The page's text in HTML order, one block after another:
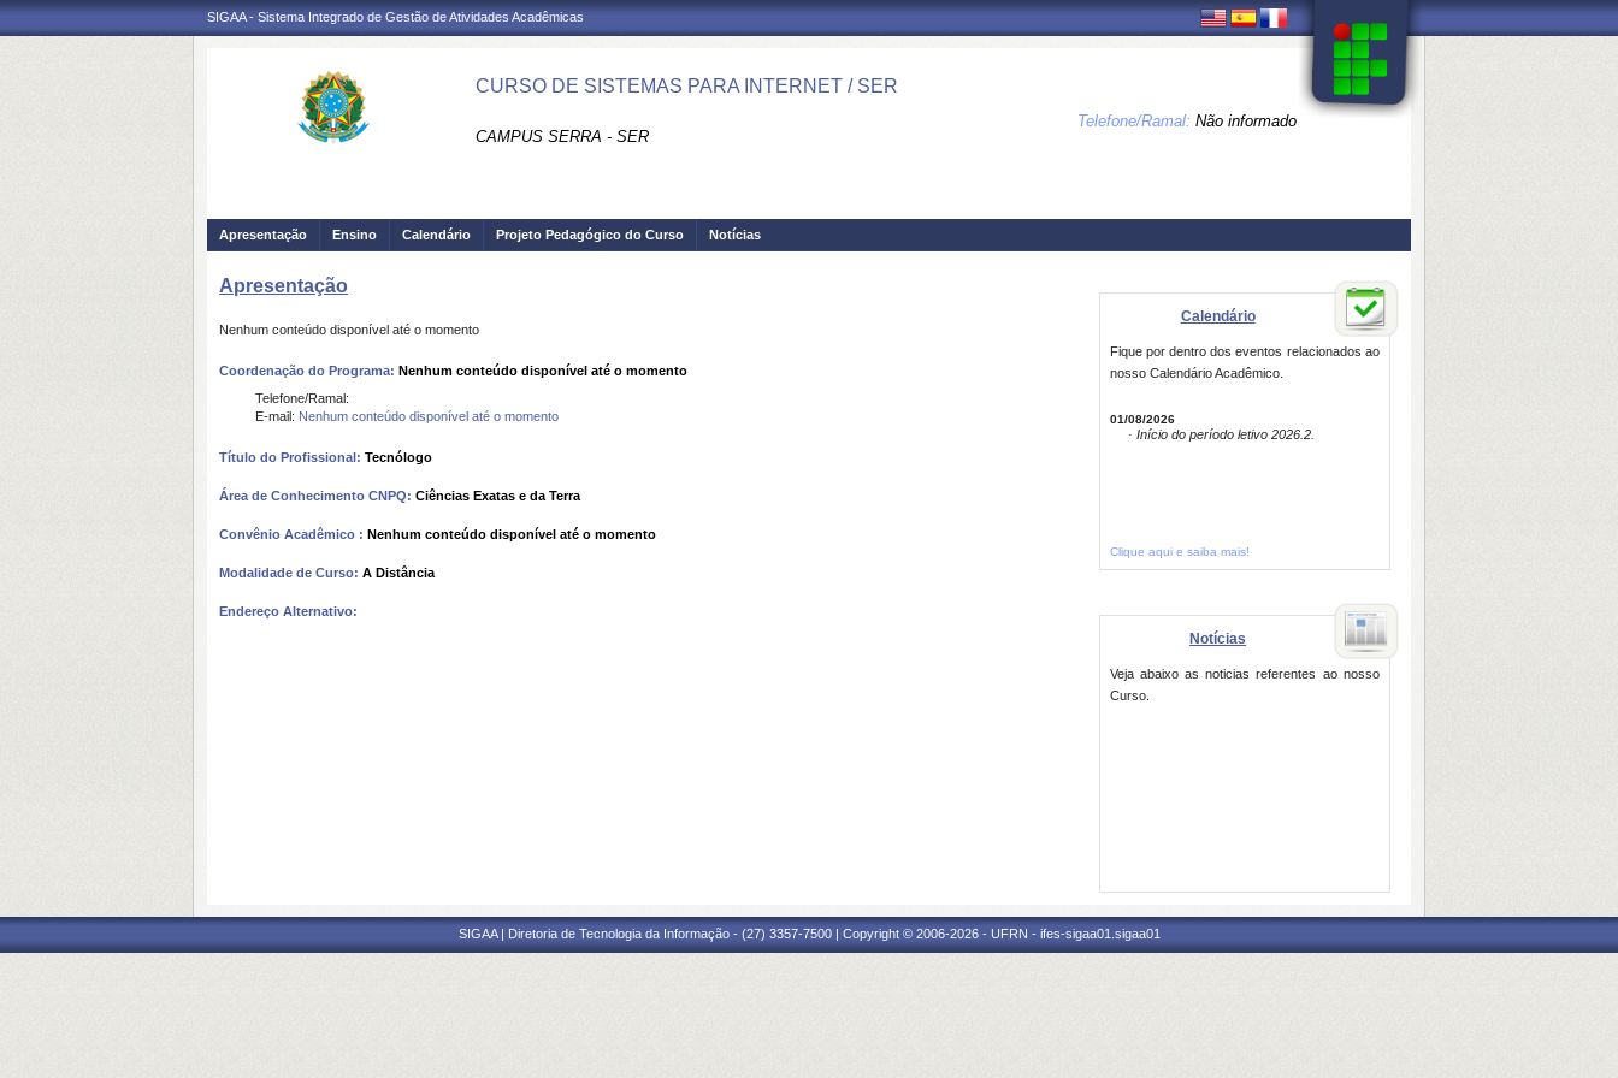
SIGAA - Sistema Integrado de Gestão de Atividades Acadêmicas
CURSO DE SISTEMAS PARA INTERNET / SER
CAMPUS SERRA - SER
Telefone/Ramal: Não informado
Apresentação Ensino Calendário Projeto Pedagógico do Curso Notícias
Apresentação
Nenhum conteúdo disponível até o momento
Coordenação do Programa: Nenhum conteúdo disponível até o momento
Telefone/Ramal:
E-mail: Nenhum conteúdo disponível até o momento
Título do Profissional: Tecnólogo
Área de Conhecimento CNPQ: Ciências Exatas e da Terra
Convênio Acadêmico : Nenhum conteúdo disponível até o momento
Modalidade de Curso: A Distância
Endereço Alternativo:
Calendário
Fique por dentro dos eventos relacionados ao
nosso Calendário Acadêmico.
01/08/2026
· Início do período letivo 2026.2.
Clique aqui e saiba mais!
Notícias
Veja abaixo as noticias referentes ao nosso
Curso.
SIGAA | Diretoria de Tecnologia da Informação - (27) 3357-7500 | Copyright © 2006-2026 - UFRN - ifes-sigaa01.sigaa01